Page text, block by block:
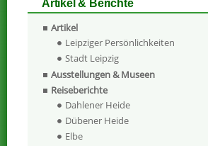
Artikel & Berichte
Artikel
Leipziger Persönlichkeiten
Stadt Leipzig
Ausstellungen & Museen
Reiseberichte
Dahlener Heide
Dübener Heide
Elbe